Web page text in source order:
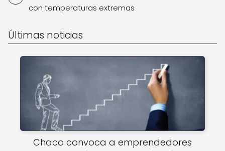
con temperaturas extremas
Últimas noticias
Chaco convoca a emprendedores